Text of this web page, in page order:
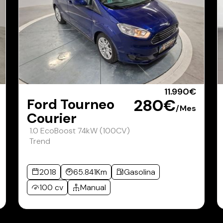
Ford Tourneo
Courier
1.0 EcoBoost 74kW (100CV)
Trend
11.990€
280€/Mes
2018 65.841Km
Gasolina
100 cv
Manual